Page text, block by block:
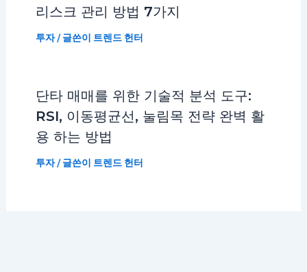
리스크 관리 방법 7가지
투자/ 글쓴이 트렌드 헌터
단타 매매를 위한 기술적 분석 도구:
RSI, 이동평균선, 눌림목 전략 완벽 활
용 하는 방법
투자/ 글쓴이 트렌드 헌터